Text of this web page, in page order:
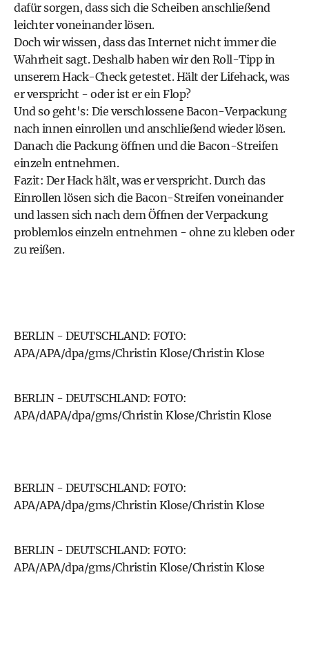
dafür sorgen, dass sich die Scheiben anschließend
leichter voneinander lösen.
Doch wir wissen, dass das Internet nicht immer die
Wahrheit sagt. Deshalb haben wir den Roll-Tipp in
unserem Hack-Check getestet. Hält der Lifehack, was
er verspricht - oder ist er ein Flop?
Und so geht's: Die verschlossene Bacon-Verpackung
nach innen einrollen und anschließend wieder lösen.
Danach die Packung öffnen und die Bacon-Streifen
einzeln entnehmen.
Fazit: Der Hack hält, was er verspricht. Durch das
Einrollen lösen sich die Bacon-Streifen voneinander
und lassen sich nach dem Öffnen der Verpackung
problemlos einzeln entnehmen - ohne zu kleben oder
zu reißen.
BERLIN - DEUTSCHLAND: FOTO:
APA/APA/dpa/gms/Christin Klose/Christin Klose
BERLIN - DEUTSCHLAND: FOTO:
APA/dAPA/dpa/gms/Christin Klose/Christin Klose
BERLIN - DEUTSCHLAND: FOTO:
APA/APA/dpa/gms/Christin Klose/Christin Klose
BERLIN - DEUTSCHLAND: FOTO:
APA/APA/dpa/gms/Christin Klose/Christin Klose